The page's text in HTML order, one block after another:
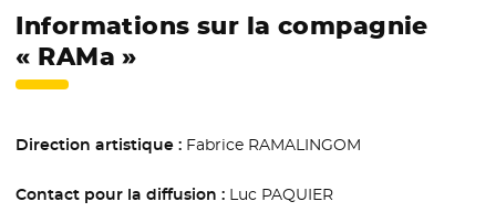
Informations sur la compagnie
« RAMa »
Direction artistique : Fabrice RAMALINGOM
Contact pour la diffusion : Luc PAQUIER